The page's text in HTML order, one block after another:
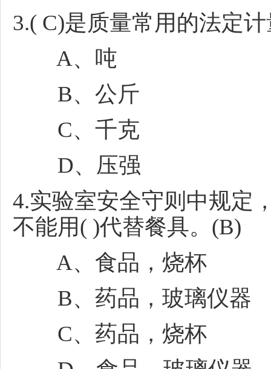
3.( C)是质量常用的法定
A、吨
B、公斤
C、千克
D、压强
4.实验室安全守则中规定
不能用( )代替餐具。(B)
A、食品，烧杯
B、药品，玻璃仪器
C、药品，烧杯